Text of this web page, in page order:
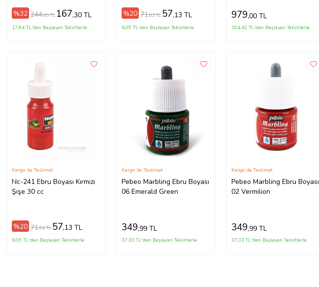
%32 244,60 TL 167,30 TL
17,84 TL'den Başlayan Taksitlerle
%20 71,02 TL 57,13 TL
6,09 TL'den Başlayan Taksitlerle
979,00 TL
104,42 TL'den Başlayan Taksitlerle
Nc-241 Ebru Boyası Kırmızı
Şişe 30 cc
Kargo ile Teslimat
%20 71,02 TL 57,13 TL
6,09 TL'den Başlayan Taksitlerle
Pebeo Marbling Ebru Boyası
06 Emerald Green
Kargo ile Teslimat
349,99 TL
37,33 TL'den Başlayan Taksitlerle
Pebeo Marbling Ebru Boyası
02 Vermilion
Kargo ile Teslimat
349,99 TL
37,33 TL'den Başlayan Taksitlerle